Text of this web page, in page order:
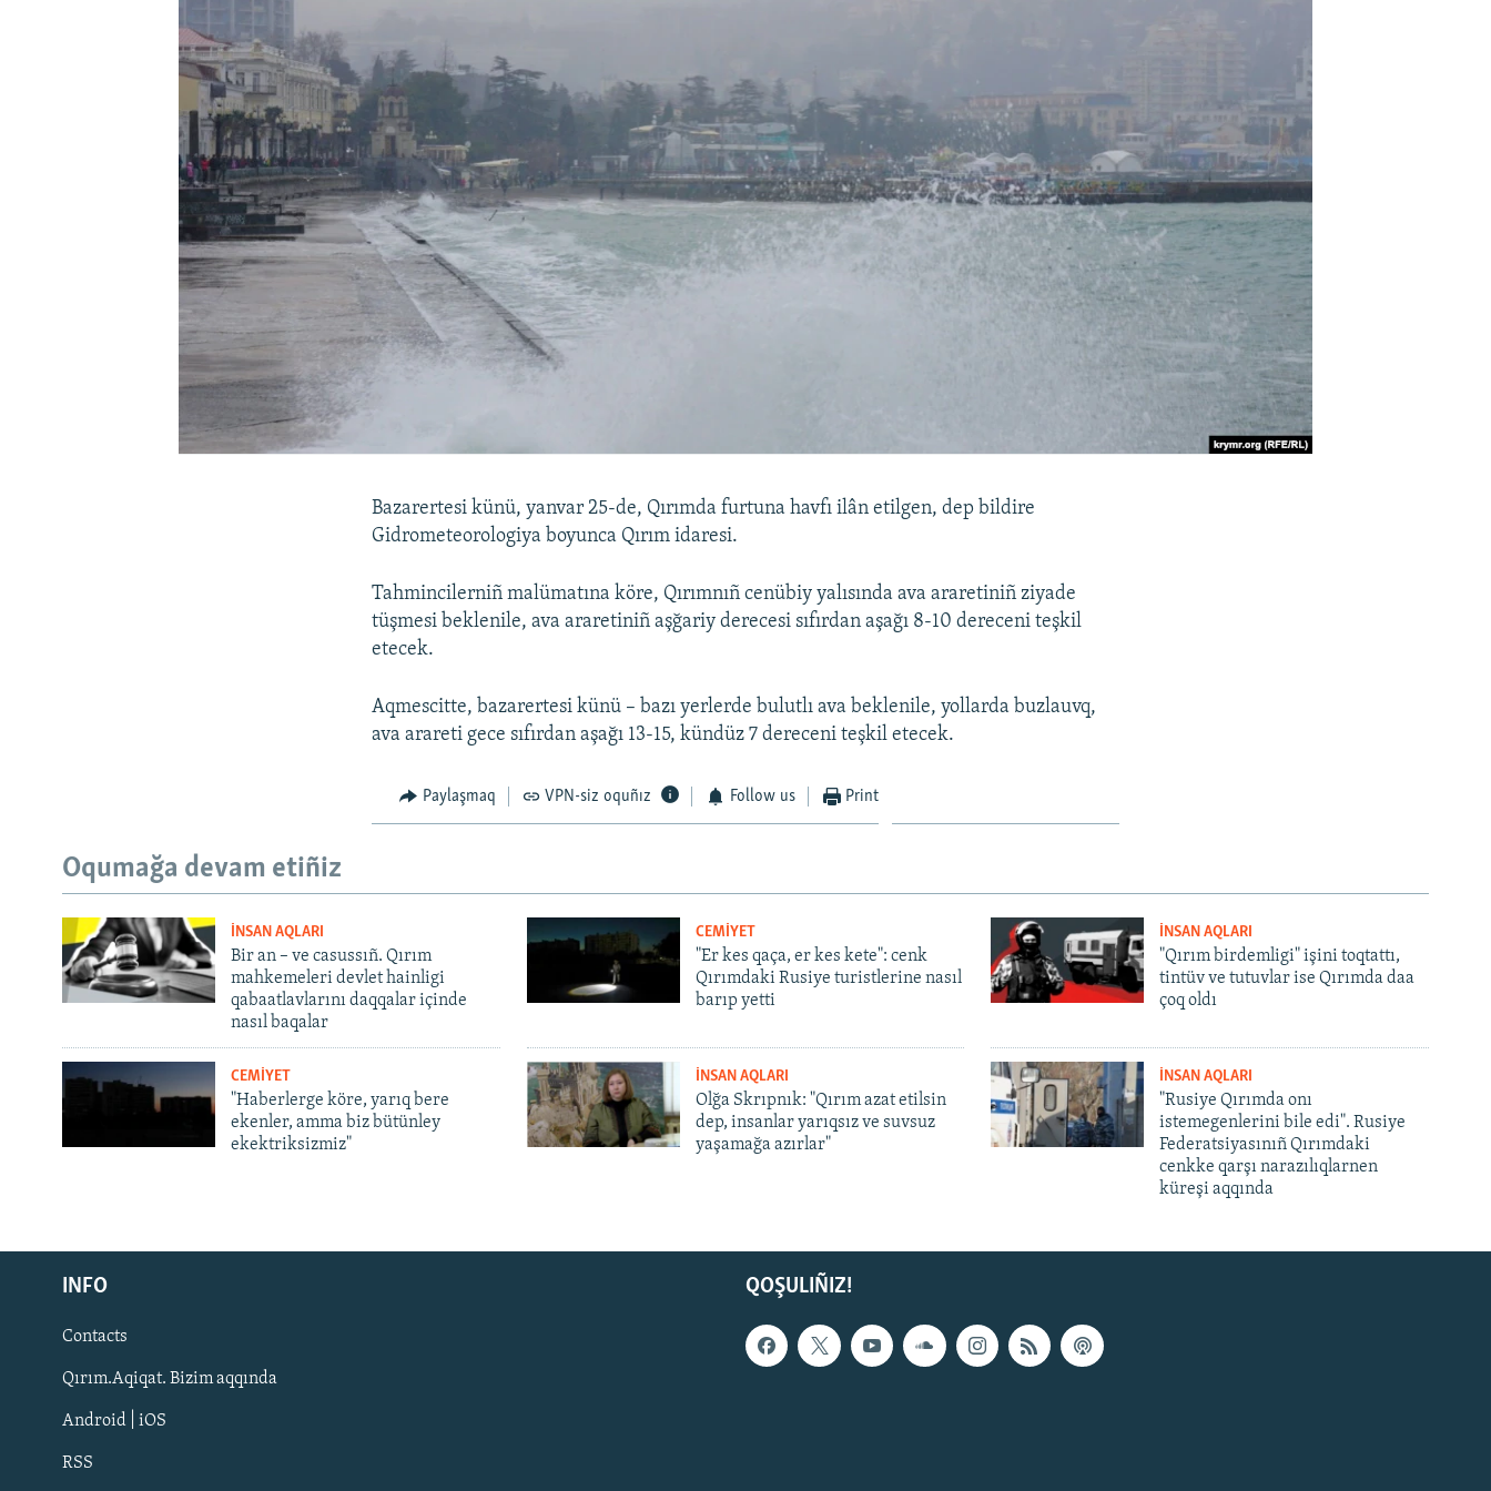
Русский
Українською
QOŞULIÑIZ!
Bazarertesi künü, yanvar 25-de, Qırımda furtuna havfı ilân etilgen, dep bildire
Gidrometeorologiya boyunca Qırım idaresi.
Tahmincilerniñ malümatına köre, Qırımnıñ cenübiy yalısında ava araretiniñ ziyade
tüşmesi beklenile, ava araretiniñ aşğariy derecesi sıfırdan aşağı 8-10 dereceni teşkil
etecek.
Aqmescitte, bazarertesi künü – bazı yerlerde bulutlı ava beklenile, yollarda buzlauvq,
ava arareti gece sıfırdan aşağı 13-15, kündüz 7 dereceni teşkil etecek.
Paylaşmaq VPN-siz oquñız Follow us Print
Oqumağa devam etiñiz
İNSAN AQLARI
Bir an – ve casussıñ. Qırım
mahkemeleri devlet hainligi
qabaatlavlarını daqqalar içinde
nasıl baqalar
CEMİYET
"Er kes qaça, er kes kete": cenk
Qırımdaki Rusiye turistlerine nasıl
barıp yetti
İNSAN AQLARI
"Qırım birdemligi" işini toqtattı,
tintüv ve tutuvlar ise Qırımda daa
çoq oldı
CEMİYET
"Haberlerge köre, yarıq bere
ekenler, amma biz bütünley
ekektriksizmiz"
İNSAN AQLARI
Olğa Skrıpnık: "Qırım azat etilsin
dep, insanlar yarıqsız ve suvsuz
yaşamağa azırlar"
İNSAN AQLARI
"Rusiye Qırımda onı
istemegenlerini bile edi". Rusiye
Federatsiyasınıñ Qırımdaki
cenkke qarşı narazılıqlarnen
küreşi aqqında
QOŞULIÑIZ!
INFO
Contacts
Qırım.Aqiqat. Bizim aqqında
Android | iOS
RSS